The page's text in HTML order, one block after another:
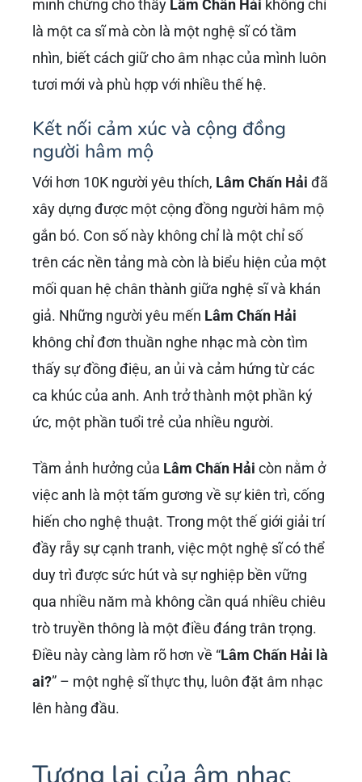
minh chứng cho thấy Lâm Chấn Hải không chỉ
là một ca sĩ mà còn là một nghệ sĩ có tầm
nhìn, biết cách giữ cho âm nhạc của mình luôn
tươi mới và phù hợp với nhiều thế hệ.
Kết nối cảm xúc và cộng đồng
người hâm mộ
Với hơn 10K người yêu thích, Lâm Chấn Hải đã
xây dựng được một cộng đồng người hâm mộ
gắn bó. Con số này không chỉ là một chỉ số
trên các nền tảng mà còn là biểu hiện của một
mối quan hệ chân thành giữa nghệ sĩ và khán
giả. Những người yêu mến Lâm Chấn Hải
không chỉ đơn thuần nghe nhạc mà còn tìm
thấy sự đồng điệu, an ủi và cảm hứng từ các
ca khúc của anh. Anh trở thành một phần ký
ức, một phần tuổi trẻ của nhiều người.
Tầm ảnh hưởng của Lâm Chấn Hải còn nằm ở
việc anh là một tấm gương về sự kiên trì, cống
hiến cho nghệ thuật. Trong một thế giới giải trí
đầy rẫy sự cạnh tranh, việc một nghệ sĩ có thể
duy trì được sức hút và sự nghiệp bền vững
qua nhiều năm mà không cần quá nhiều chiêu
trò truyền thông là một điều đáng trân trọng.
Điều này càng làm rõ hơn về “Lâm Chấn Hải là
ai?” – một nghệ sĩ thực thụ, luôn đặt âm nhạc
lên hàng đầu.